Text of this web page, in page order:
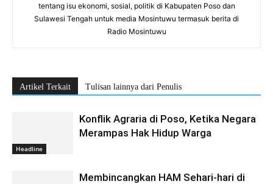
tentang isu ekonomi, sosial, politik di Kabupaten Poso dan
Sulawesi Tengah untuk media Mosintuwu termasuk berita di
Radio Mosintuwu
Artikel Terkait Tulisan lainnya dari Penulis
Headline
Konflik Agraria di Poso, Ketika Negara
Merampas Hak Hidup Warga
Membincangkan HAM Sehari-hari di